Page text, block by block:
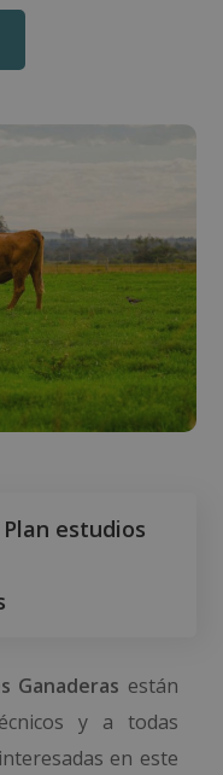
Plan estudios
Ganaderas están
y a todas
en este